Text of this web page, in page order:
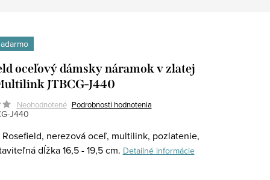
oceľový dámsky náramok v zlatej
JTBCG-J440
Neohodnotené Podrobnosti hodnotenia
J440
Rosefield, nerezová oceľ, multilink, pozlatenie,
dĺžka 16,5 - 19,5 cm. Detailné informácie